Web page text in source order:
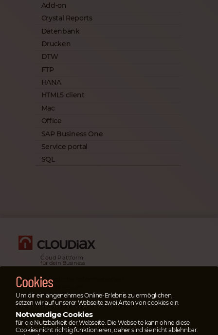
Add-on
Crystal Reports
Datenbank
Drucken
DTW
FTP
HANA
HTML5 client
Mac
Office
SAP Business One
Service portal
SQL
Cloud Plattform
für dein Business
Rechtliche Informationen
& Impressum
Datenschutz­erklärung
Notfälle
Im Notfallöffne bitte
ein Ticketim Serviceportal.
Cookies
Um dir ein angenehmes Online-Erlebnis zu ermöglichen,
setzen wir auf unserer Webseite zwei Arten von cookies ein:
Notwendige Cookies
für die Nutzbarkeit der Webseite. Die Webseite kann ohne diese
Cookies nicht richtig funktionieren, daher sind sie nicht ablehnbar.